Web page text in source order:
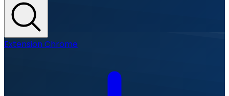
Extension Chrome